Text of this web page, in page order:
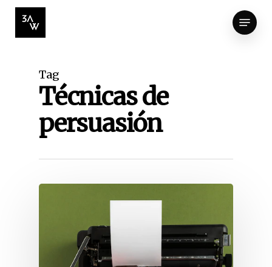
Skip
main
Menu
Tag
Técnicas de
persuasión
Close